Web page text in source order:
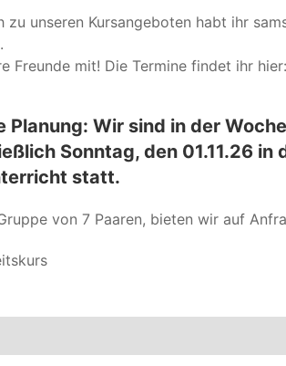
zu unseren Kursangeboten habt ihr
Freunde mit! Die Termine findet ihr hier:
Planung: Wir sind in der
Sonntag, den 01.11.26
statt.
von 7 Paaren, bieten wir auf